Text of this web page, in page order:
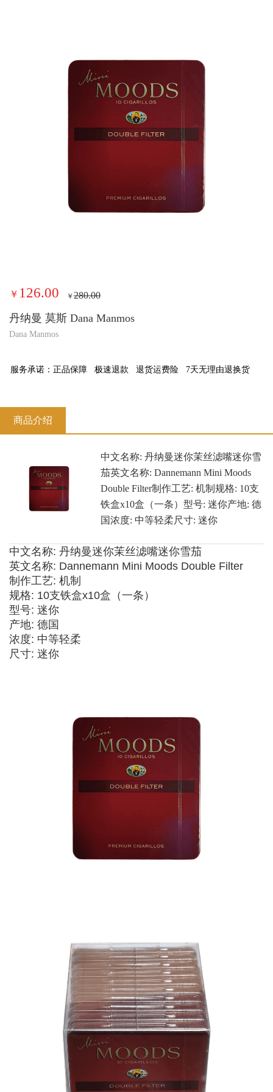
￥ 126.00 ￥280.00
丹纳曼 莫斯 Dana Manmos
Dana Manmos
服务承诺： 正品保障 极速退款 退货运费险 7天无理由退换货
商品介绍
中文名称: 丹纳曼迷你茉丝滤嘴迷你雪
茄英文名称: Dannemann Mini Moods
Double Filter制作工艺: 机制规格: 10支
铁盒x10盒（一条）型号: 迷你产地: 德
国浓度: 中等轻柔尺寸: 迷你
中文名称: 丹纳曼迷你茉丝滤嘴迷你雪茄
英文名称: Dannemann Mini Moods Double Filter
制作工艺: 机制
规格: 10支铁盒x10盒（一条）
型号: 迷你
产地: 德国
浓度: 中等轻柔
尺寸: 迷你